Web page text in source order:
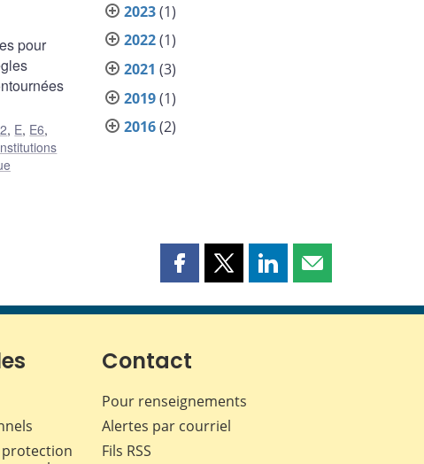
pour
, E, E6,
2023(1)
2022(1)
2021 (3)
2019(1)
2016(2)
Partager
page
Facebook
Partager
page
Partager
page
Partager
page
protection
Contact
Pour renseignements
Alertes par courriel
Fils RSS